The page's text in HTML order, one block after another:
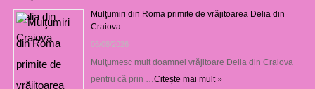
Mulţumiri din Roma primite de vrăjitoarea Delia din
Craiova
06/08/2026
Mulţumesc mult doamnei vrăjitoare Delia din Craiova
pentru că prin …Citește mai mult »